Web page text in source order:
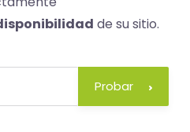
de su sitio.
Probar